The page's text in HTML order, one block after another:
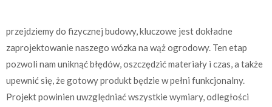
przejdziemy do fizycznej budowy, kluczowe jest dokładne
zaprojektowanie naszego wózka na wąż ogrodowy. Ten etap
pozwoli nam uniknąć błędów, oszczędzić materiały i czas, a także
upewnić się, że gotowy produkt będzie w pełni funkcjonalny.
Projekt powinien uwzględniać wszystkie wymiary, odległości